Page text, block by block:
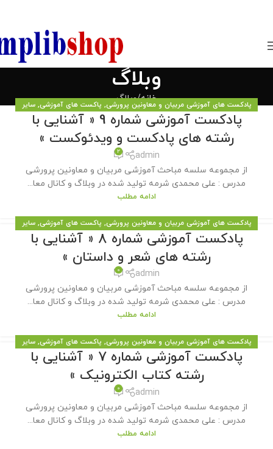
وبلاگ
خانه وبلاگ
پادکست های آموزشی مربیان و معاونین پرورشی, پاکست های آموزشی,سایر
مطالب سایت
پادکست آموزشی شماره 9 « آشنایی با
رشته های پادکست و ویدئوکست »
admin
2
از مجموعه سلسه مباحث آموزشی مربیان و معاونین پرورشی
مدرس : علی محمدی شرمه تولید شده در وبلاگ و کانال معا...
ادامه مطلب
پادکست های آموزشی مربیان و معاونین پرورشی, پاکست های آموزشی,سایر
مطالب سایت
پادکست آموزشی شماره 8 « آشنایی با
رشته های شعر و داستان »
admin
0
از مجموعه سلسه مباحث آموزشی مربیان و معاونین پرورشی
مدرس : علی محمدی شرمه تولید شده در وبلاگ و کانال معا...
ادامه مطلب
پادکست های آموزشی مربیان و معاونین پرورشی, پاکست های آموزشی,سایر
مطالب سایت
پادکست آموزشی شماره 7 « آشنایی با
رشته کتاب الکترونیک »
admin
0
از مجموعه سلسه مباحث آموزشی مربیان و معاونین پرورشی
مدرس : علی محمدی شرمه تولید شده در وبلاگ و کانال معا...
ادامه مطلب